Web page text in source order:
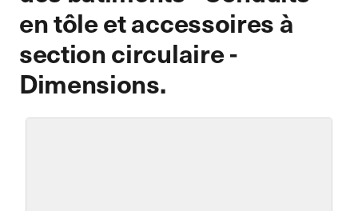
en tôle et accessoires à
section circulaire -
Dimensions.